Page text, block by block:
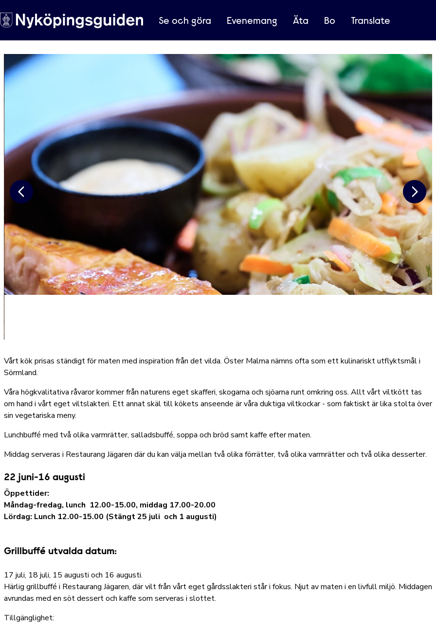
Se och göra Evenemang Äta Bo Translate
Vårt kök prisas ständigt för maten med inspiration från det vilda. Öster Malma nämns ofta som ett kulinariskt utflyktsmål i
Sörmland.
Våra högkvalitativa råvaror kommer från naturens eget skafferi, skogarna och sjöarna runt omkring oss. Allt vårt viltkött tas
om hand i vårt eget viltslakteri. Ett annat skäl till kökets anseende är våra duktiga viltkockar - som faktiskt är lika stolta över
sin vegetariska meny.
Lunchbuffé med två olika varmrätter, salladsbuffé, soppa och bröd samt kaffe efter maten.
Middag serveras i Restaurang Jägaren där du kan välja mellan två olika förrätter, två olika varmrätter och två olika desserter.
22 juni-16 augusti
Öppettider:
Måndag-fredag, lunch 12.00-15.00, middag 17.00-20.00
Lördag: Lunch 12.00-15.00 (Stängt 25 juli och 1 augusti)
Grillbuffé utvalda datum:
17 juli, 18 juli, 15 augusti och 16 augusti.
Härlig grillbuffé i Restaurang Jägaren, där vilt från vårt eget gårdsslakteri står i fokus. Njut av maten i en livfull miljö. Middagen
avrundas med en söt dessert och kaffe som serveras i slottet.
Tillgänglighet: